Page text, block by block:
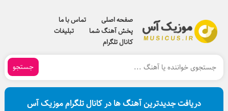
صفحه اصلی
تماس با ما
پخش آهنگ شما
تبلیغات
کانال تلگرام
جستجو
دریافت جدیدترین آهنگ ها در کانال تلگرام موزیک آس